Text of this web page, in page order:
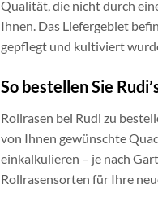
Qualität, die nicht durch
Ihnen. Das Liefergebiet
gepflegt und kultiviert
So bestellen Sie
Rollrasen bei Rudi zu
von Ihnen gewünschte
einkalkulieren – je nach
Rollrasensorten für Ihre